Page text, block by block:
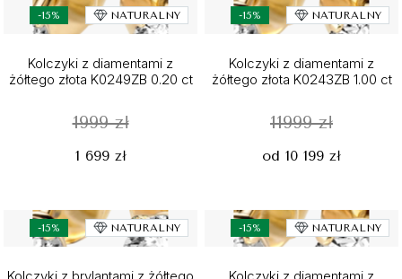
-15% NATURALNY
Kolczyki z diamentami z
żółtego złota K0249ZB 0.20 ct
1999 zł
1 699 zł
-15% NATURALNY
Kolczyki z diamentami z
żółtego złota K0243ZB 1.00 ct
11999 zł
od 10 199 zł
-15% NATURALNY -15% NATURALNY